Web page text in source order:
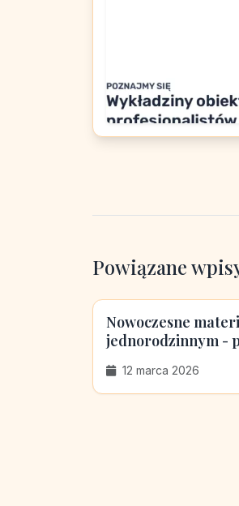
Powiązane
Nowoczesne
jednorodzinnym -
12 marca 2026